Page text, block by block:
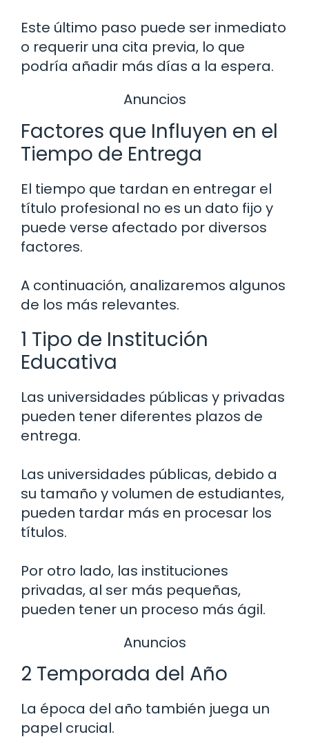
Este último paso puede ser inmediato
o requerir una cita previa, lo que
podría añadir más días a la espera.
Anuncios
Factores que Influyen en el
Tiempo de Entrega
El tiempo que tardan en entregar el
título profesional no es un dato fijo y
puede verse afectado por diversos
factores.
A continuación, analizaremos algunos
de los más relevantes.
1 Tipo de Institución
Educativa
Las universidades públicas y privadas
pueden tener diferentes plazos de
entrega.
Las universidades públicas, debido a
su tamaño y volumen de estudiantes,
pueden tardar más en procesar los
títulos.
Por otro lado, las instituciones
privadas, al ser más pequeñas,
pueden tener un proceso más ágil.
Anuncios
2 Temporada del Año
La época del año también juega un
papel crucial.